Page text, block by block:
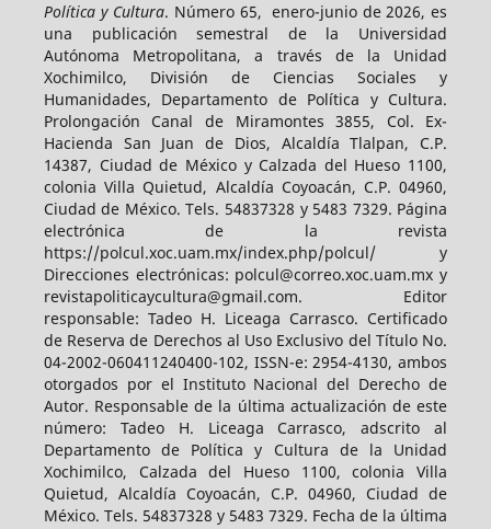
Política y Cultura. Número 65, enero-junio de 2026, es
una publicación semestral de la Universidad
Autónoma Metropolitana, a través de la Unidad
Xochimilco, División de Ciencias Sociales y
Humanidades, Departamento de Política y Cultura.
Prolongación Canal de Miramontes 3855, Col. Ex-
Hacienda San Juan de Dios, Alcaldía Tlalpan, C.P.
14387, Ciudad de México y Calzada del Hueso 1100,
colonia Villa Quietud, Alcaldía Coyoacán, C.P. 04960,
Ciudad de México. Tels. 54837328 y 5483 7329. Página
electrónica de la revista
https://polcul.xoc.uam.mx/index.php/polcul/ y
Direcciones electrónicas: polcul@correo.xoc.uam.mx y
revistapoliticaycultura@gmail.com. Editor
responsable: Tadeo H. Liceaga Carrasco. Certificado
de Reserva de Derechos al Uso Exclusivo del Título No.
04-2002-060411240400-102, ISSN-e: 2954-4130, ambos
otorgados por el Instituto Nacional del Derecho de
Autor. Responsable de la última actualización de este
número: Tadeo H. Liceaga Carrasco, adscrito al
Departamento de Política y Cultura de la Unidad
Xochimilco, Calzada del Hueso 1100, colonia Villa
Quietud, Alcaldía Coyoacán, C.P. 04960, Ciudad de
México. Tels. 54837328 y 5483 7329. Fecha de la última